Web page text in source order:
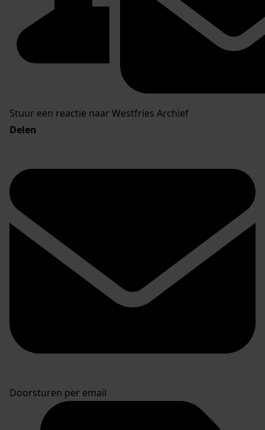
Stuur een reactie naar Westfries Archief
Delen
Doorsturen per email